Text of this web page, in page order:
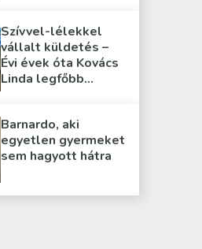
Szívvel-lélekkel
vállalt küldetés –
Évi évek óta Kovács
Linda legfőbb
Barnardo, aki
egyetlen gyermeket
sem hagyott hátra